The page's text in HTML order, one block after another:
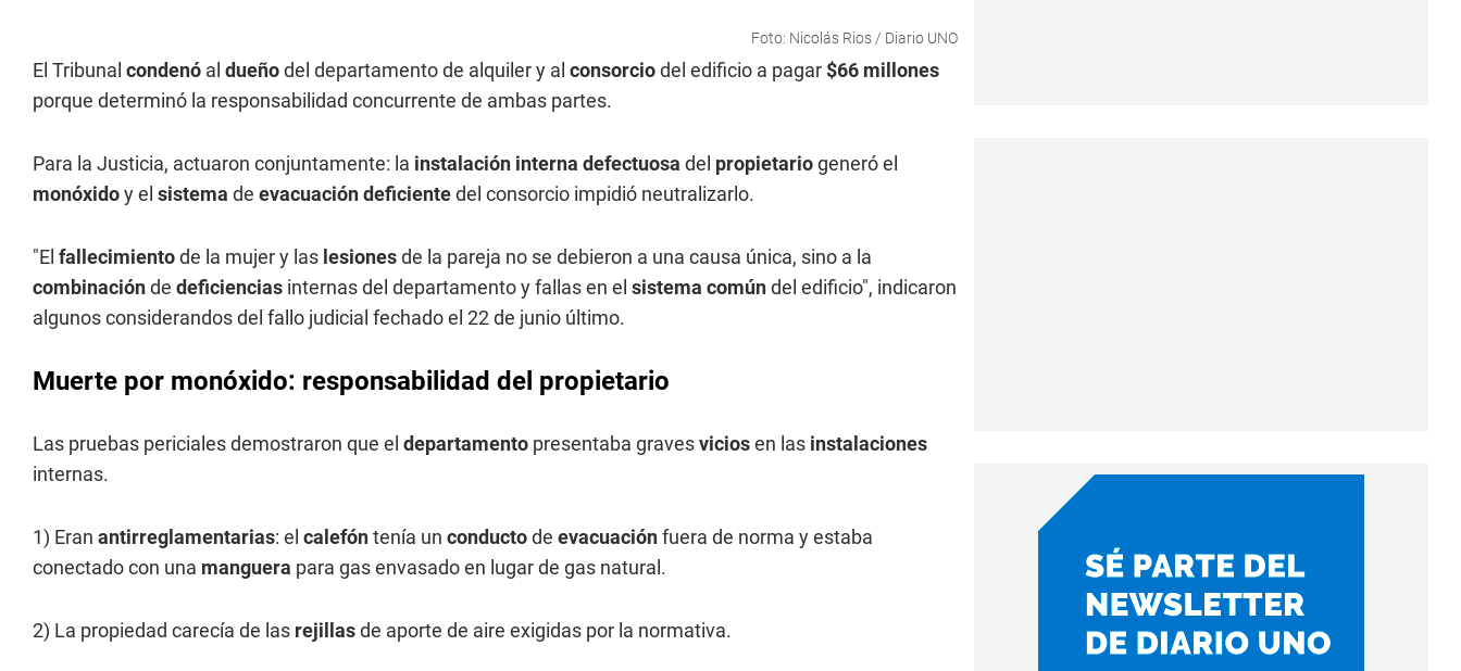
Foto: Nicolás Rios / Diario UNO
El Tribunal condenó al dueñodel departamento de alquiler y al consorciodel edificio a pagar $66 millones
porque determinó la responsabilidad concurrente de ambas partes.
Para la Justicia, actuaron conjuntamente: la instalación interna defectuosa del propietariogeneró el
monóxidoy el sistema de evacuación deficientedel consorcio impidió neutralizarlo.
"El fallecimientode la mujer y las lesionesde la pareja no se debieron a una causa única, sino a la
combinaciónde deficiencias internas del departamento y fallas en el sistema comúndel edificio", indicaron
algunos considerandos del fallo judicial fechado el 22 de junio último.
Muerte por monóxido: responsabilidad del propietario
Las pruebas periciales demostraron que el departamento presentaba gravesviciosen las instalaciones
internas.
1) Eran antirreglamentarias: el calefóntenía un conductode evacuaciónfuera de norma y estaba
conectado con una manguera para gas envasado en lugar de gas natural.
2) La propiedad carecía de las rejillasde aporte de aire exigidas por la normativa.